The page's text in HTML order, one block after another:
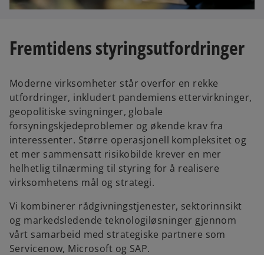
Fremtidens styringsutfordringer
Moderne virksomheter står overfor en rekke
utfordringer, inkludert pandemiens ettervirkninger,
geopolitiske svingninger, globale
forsyningskjedeproblemer og økende krav fra
interessenter. Større operasjonell kompleksitet og
et mer sammensatt risikobilde krever en mer
helhetlig tilnærming til styring for å realisere
virksomhetens mål og strategi.
Vi kombinerer rådgivningstjenester, sektorinnsikt
og markedsledende teknologiløsninger gjennom
vårt samarbeid med strategiske partnere som
Servicenow, Microsoft og SAP.